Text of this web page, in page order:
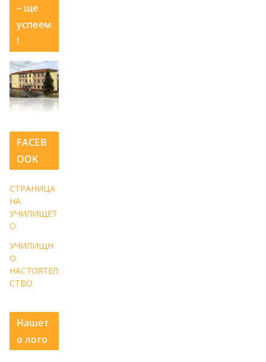
– ще
успеем
!
FACEB
OOK
СТРАНИЦА
НА
УЧИЛИЩЕТ
О
УЧИЛИЩН
О
НАСТОЯТЕЛ
СТВО
Нашет
о лого